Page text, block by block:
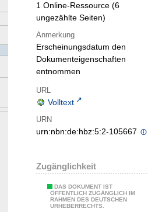
1 Online-Ressource (6
ungezählte Seiten)
Anmerkung
Erscheinungsdatum den
Dokumenteigenschaften
entnommen
URL
Volltext
URN
urn:nbn:de:hbz:5:2-105667
Zugänglichkeit
DAS DOKUMENT IST
ÖFFENTLICH ZUGÄNGLICH IM
RAHMEN DES DEUTSCHEN
URHEBERRECHTS.